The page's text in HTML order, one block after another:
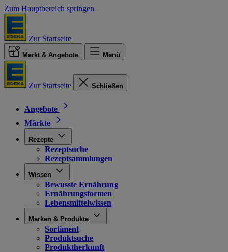
Zum Hauptbereich springen
Zur Startseite
Markt & Angebote Menü
Zur Startseite Schließen
Angebote
Märkte
Rezepte
Rezeptsuche
Rezeptsammlungen
Wissen
Bewusste Ernährung
Ernährungsformen
Lebensmittelwissen
Marken & Produkte
Sortiment
Produktsuche
Produktherkunft